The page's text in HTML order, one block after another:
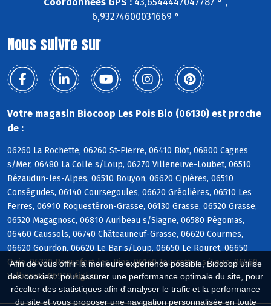
Afin de vous offrir la meilleure expérience possible, Biocoop utilise
des cookies : pour assurer une performance optimale du site, pour
récolter des statistiques afin d'analyser le trafic et la performance
du site et vous proposer une navigation personnalisée en toute
6,93274600031669 °
Nous suivre sur
Votre magasin Biocoop Les Pois Bio (06130) est proche
de :
06260 La Rochette, 06260 St-Pierre, 06410 Biot, 06800 Cagnes
s/Mer, 06480 La Colle s/Loup, 06270 Villeneuve-Loubet, 06510
Bézaudun-les-Alpes, 06510 Bouyon, 06620 Cipières, 06510
Conségudes, 06140 Coursegoules, 06620 Gréolières, 06510 Les
Ferres, 06910 Roquestéron-Grasse, 06130 Grasse, 06520 Grasse,
06520 Magagnosc, 06810 Auribeau s/Siagne, 06580 Pégomas,
06460 Caussols, 06740 Châteauneuf-Grasse, 06620 Courmes,
06620 Gourdon, 06620 Le Bar s/Loup, 06650 Le Rouret, 06650
Opio, 06330 Roquefort-les-Pins, 06140 Tourrettes s/Loup, 06560
Valbonne, 06910 Aiglun